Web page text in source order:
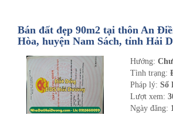
Bán đất đẹp 90m2 tại thôn An
Hòa, huyện Nam Sách, tỉnh Hải
Hướng:
Tình trạng:
Pháp lý: Sổ
Lượt xem:
Ngày đăng: